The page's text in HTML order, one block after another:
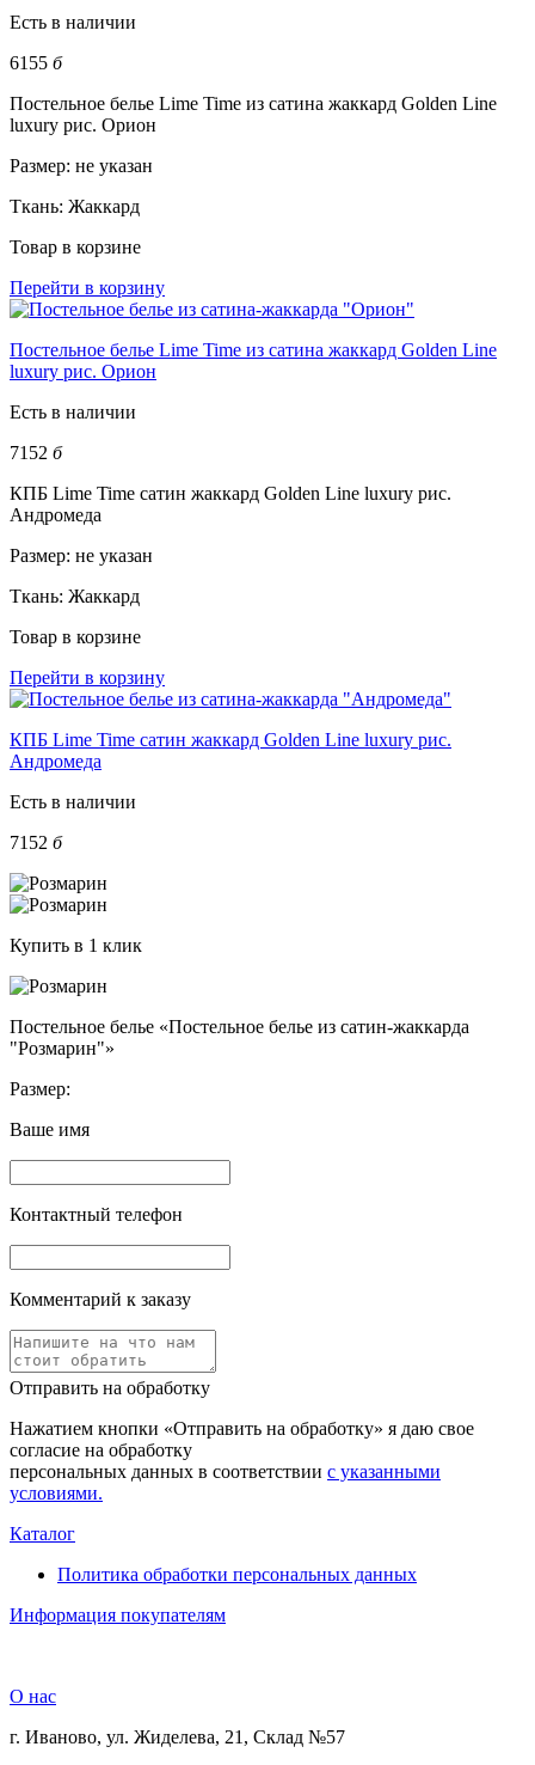
Есть в наличии
6155 б
Постельное белье Lime Time из сатина жаккард Golden Line
luxury рис. Орион
Размер: не указан
Ткань: Жаккард
Товар в корзине
Перейти в корзину
Постельное белье Lime Time из сатина жаккард Golden Line
luxury рис. Орион
Есть в наличии
7152 б
КПБ Lime Time сатин жаккард Golden Line luxury рис.
Андромеда
Размер: не указан
Ткань: Жаккард
Товар в корзине
Перейти в корзину
КПБ Lime Time сатин жаккард Golden Line luxury рис.
Андромеда
Есть в наличии
7152 б
Купить в 1 клик
Постельное белье «Постельное белье из сатин-жаккарда
"Розмарин"»
Размер:
Ваше имя
Контактный телефон
Комментарий к заказу
Отправить на обработку
Нажатием кнопки «Отправить на обработку» я даю свое
согласие на обработку
персональных данных в соответствии с указанными
условиями.
Каталог
Политика обработки персональных данных
Информация покупателям
О нас
г. Иваново, ул. Жиделева, 21, Склад №57